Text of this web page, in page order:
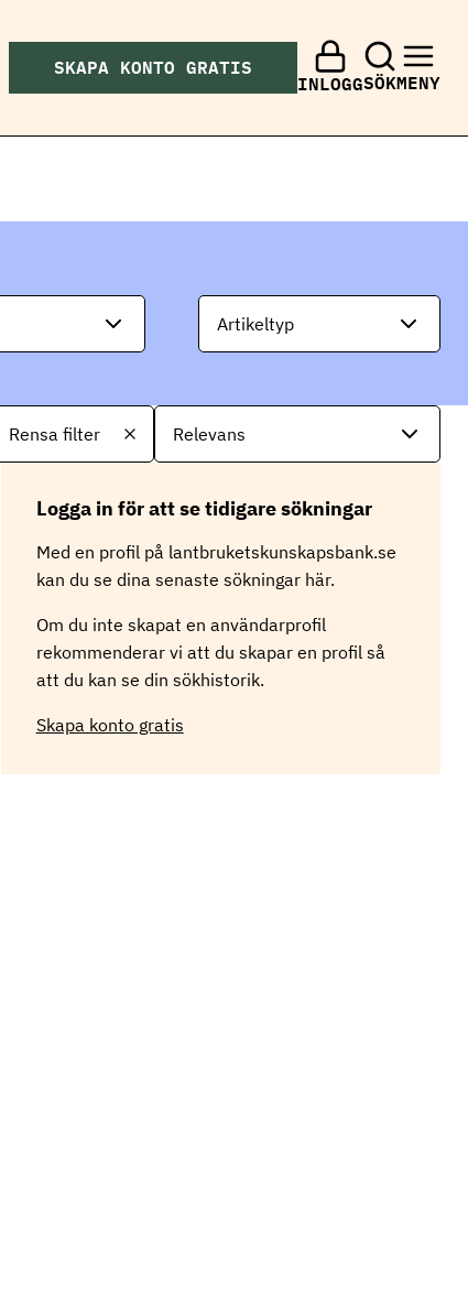
SKAPA KONTO GRATIS
INLOGGSÖKMENY
Artikeltyp
Rensa filter
S
r
r
n
g
Logga in för att se tidigare sökningar
Med en profil på lantbruketskunskapsbank.se
kan du se dina senaste sökningar här.
Om du inte skapat en användarprofil
rekommenderar vi att du skapar en profil så
att du kan se din sökhistorik.
Skapa konto gratis